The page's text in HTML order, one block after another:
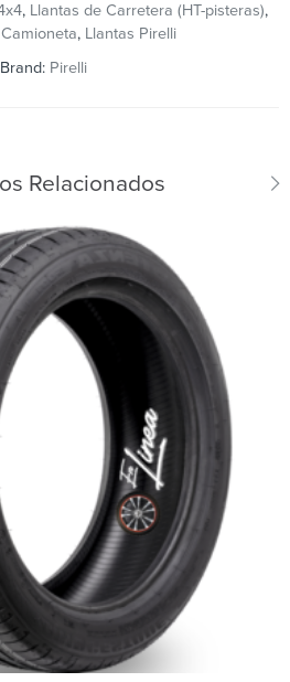
, Llantas de Carretera (HT-pisteras),
, Llantas Pirelli
Brand: Pirelli
Relacionados